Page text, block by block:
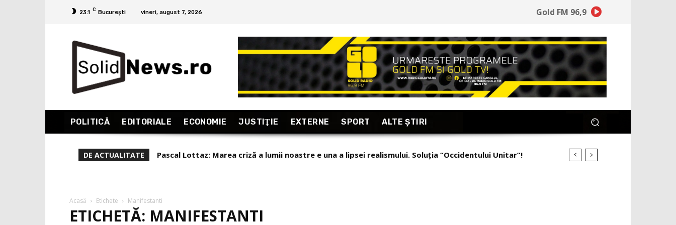
23.1 C București vineri, august 7, 2026 Gold FM 96,9
POLITICĂ EDITORIALE ECONOMIE JUSTIŢIE EXTERNE SPORT ALTE ŞTIRI
DE ACTUALITATE Pascal Lottaz: Marea criză a lumii noastre e una a lipsei realismului. Soluția “Occidentului Unitar”!
Acasă Etichete Manifestanti
ETICHETĂ: MANIFESTANTI